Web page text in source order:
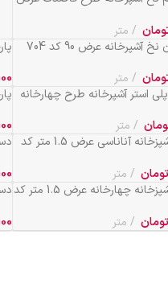
متر
آشپرخانه عرض 90 کد 704
متر
استر آشپرخانه طرح چهارخانه
متر
دستمال آشپزخانه آناناسی عرض 1.5 متر کد
تومان متر
دستمال آشپزخانه چهارخانه عرض 1.5 متر کد
تومان متر